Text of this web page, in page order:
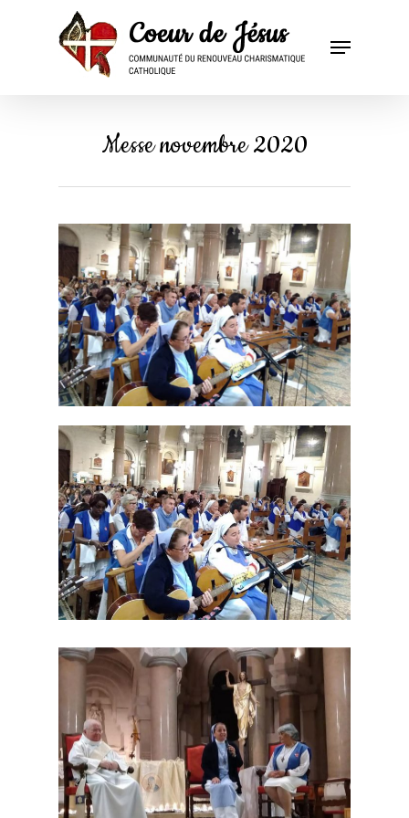
Messe novembre 2020
Accueil
Communauté